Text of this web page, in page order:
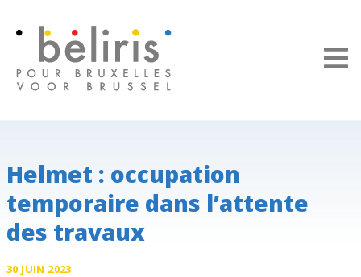
Helmet : occupation
temporaire dans l’attente
des travaux
30 JUIN 2023